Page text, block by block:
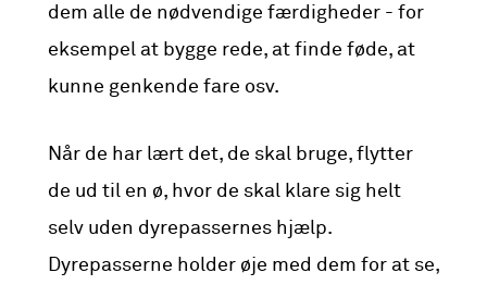
dem alle de nødvendige færdigheder - for
eksempel at bygge rede, at finde føde, at
kunne genkende fare osv.
Når de har lært det, de skal bruge, flytter
de ud til en ø, hvor de skal klare sig helt
selv uden dyrepassernes hjælp.
Dyrepasserne holder øje med dem for at se,